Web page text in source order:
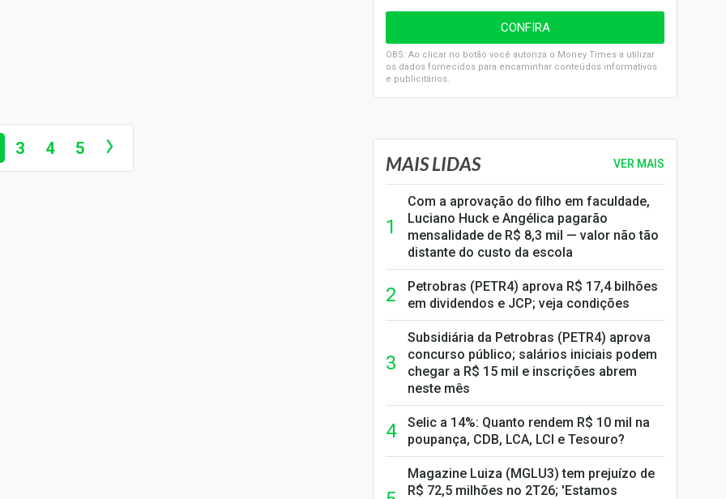
3 4 5
OBS: Ao clicar no botão você autoriza o Money Times a utilizar
os dados fornecidos para encaminhar conteúdos informativos
e publicitários.
SELIC em 14%: A repercussão da decisão sobre os JUROS
MAIS LIDAS VER MAIS
Com a aprovação do filho em faculdade,
Luciano Huck e Angélica pagarão
mensalidade de R$ 8,3 mil — valor não tão
distante do custo da escola
Petrobras (PETR4) aprova R$ 17,4 bilhões
em dividendos e JCP; veja condições
Subsidiária da Petrobras (PETR4) aprova
concurso público; salários iniciais podem
chegar a R$ 15 mil e inscrições abrem
neste mês
Selic a 14%: Quanto rendem R$ 10 mil na
poupança, CDB, LCA, LCI e Tesouro?
Magazine Luiza (MGLU3) tem prejuízo de
R$ 72,5 milhões no 2T26; 'Estamos